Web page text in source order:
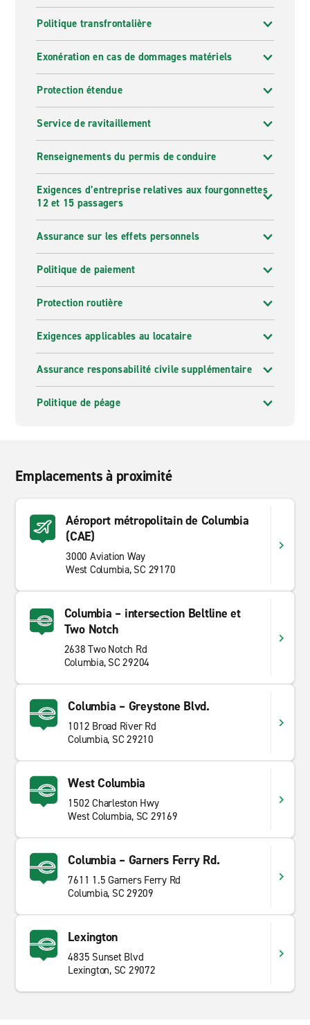
Politique transfrontalière
Exonération en cas de dommages matériels
Protection étendue
Service de ravitaillement
Renseignements du permis de conduire
Exigences d’entreprise relatives aux fourgonnettes
12 et 15 passagers
Assurance sur les effets personnels
Politique de paiement
Protection routière
Exigences applicables au locataire
Assurance responsabilité civile supplémentaire
Politique de péage
Emplacements à proximité
Aéroport métropolitain de Columbia
(CAE)
3000 Aviation Way
West Columbia, SC 29170
Columbia – intersection Beltline et
Two Notch
2638 Two Notch Rd
Columbia, SC 29204
Columbia – Greystone Blvd.
1012 Broad River Rd
Columbia, SC 29210
West Columbia
1502 Charleston Hwy
West Columbia, SC 29169
Columbia – Garners Ferry Rd.
7611 1.5 Garners Ferry Rd
Columbia, SC 29209
Lexington
4835 Sunset Blvd
Lexington, SC 29072